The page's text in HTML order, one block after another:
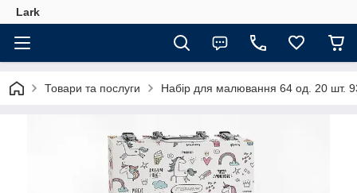
Lark
Товари та послуги Набір для малювання 64 од. 20 шт.